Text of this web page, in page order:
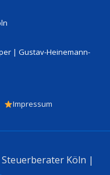
| Gustav-Heinemann-
Impressum
Köln |